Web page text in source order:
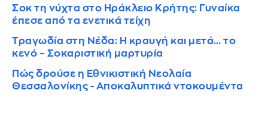
Σοκ τη νύχτα στο Ηράκλειο Κρήτης: Γυναίκα
έπεσε από τα ενετικά τείχη
Τραγωδία στη Νέδα: Η κραυγή και μετά… το
κενό – Σοκαριστική μαρτυρία
Πώς δρούσε η Εθνικιστική Νεολαία
Θεσσαλονίκης - Αποκαλυπτικά ντοκουμέντα